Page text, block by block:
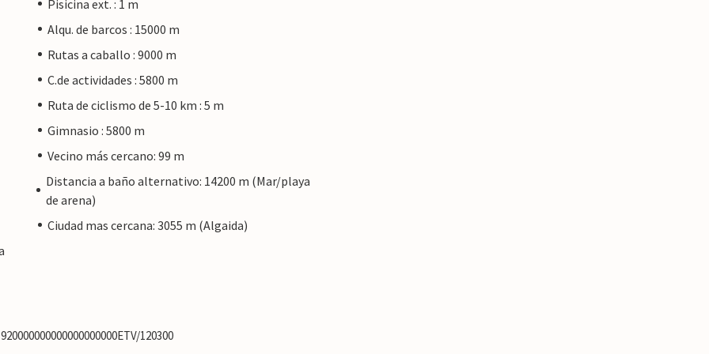
Pisicina ext. : 1 m
Alqu. de barcos : 15000 m
Rutas a caballo : 9000 m
C.de actividades : 5800 m
Ruta de ciclismo de 5-10 km : 5 m
Gimnasio : 5800 m
Vecino más cercano: 99 m
Distancia a baño alternativo: 14200 m (Mar/playa
de arena)
Ciudad mas cercana: 3055 m (Algaida)
120300